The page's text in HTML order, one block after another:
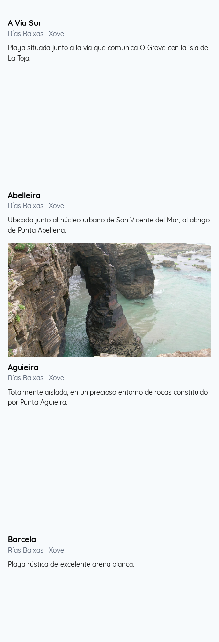
A Vía Sur
Rías Baixas | Xove
Playa situada junto a la vía que comunica O Grove con la isla de
La Toja.
Abelleira
Rías Baixas | Xove
Ubicada junto al núcleo urbano de San Vicente del Mar, al abrigo
de Punta Abelleira.
Aguieira
Rías Baixas | Xove
Totalmente aislada, en un precioso entorno de rocas constituido
por Punta Aguieira.
Barcela
Rías Baixas | Xove
Playa rústica de excelente arena blanca.